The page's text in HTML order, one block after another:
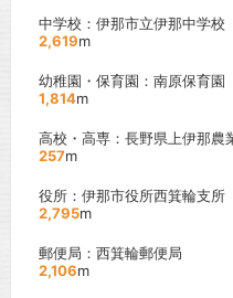
中学校：伊那市立伊那中学校
2,619m
幼稚園・保育園：南原保育園
1,814m
高校・高専：長野県上伊那農
257m
役所：伊那市役所西箕輪支所
2,795m
郵便局：西箕輪郵便局
2,106m